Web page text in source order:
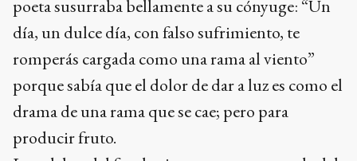
poeta susurraba bellamente a su cónyuge: “Un
día, un dulce día, con falso sufrimiento, te
romperás cargada como una rama al viento”
porque sabía que el dolor de dar a luz es como el
drama de una rama que se cae; pero para
producir fruto.